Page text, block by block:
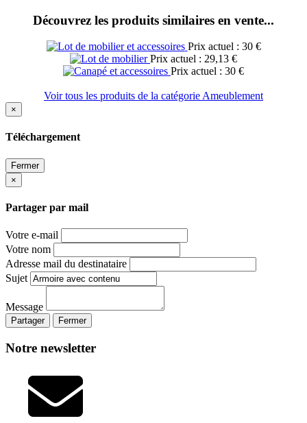
Découvrez les produits similaires en vente...
Prix actuel : 30 €
Prix actuel : 29,13 €
Prix actuel : 30 €
Voir tous les produits de la catégorie Ameublement
×
Téléchargement
Fermer
×
Partager par mail
Votre e-mail
Votre nom
Adresse mail du destinataire
Sujet
Message
Partager Fermer
Notre newsletter